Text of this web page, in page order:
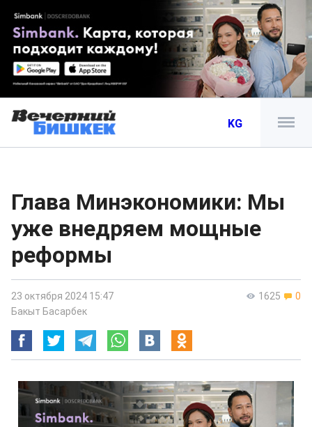
KG
Глава Минэкономики: Мы
уже внедряем мощные
реформы
1625 0
23 октября 2024 15:47
Бакыт Басарбек